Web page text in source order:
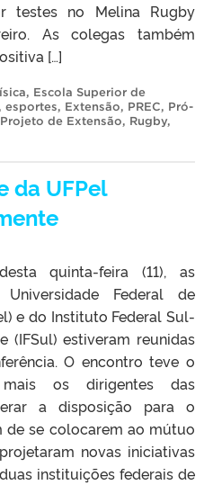
testes no Melina Rugby
As colegas também
[…]
, Escola Superior de
, esportes, Extensão, PREC, Pró-
Projeto de Extensão, Rugby,
da UFPel
quinta-feira (11), as
Federal de
e do Instituto Federal Sul-
(IFSul) estiveram reunidas
O encontro teve o
os dirigentes das
a disposição para o
se colocarem ao mútuo
novas iniciativas
instituições federais de